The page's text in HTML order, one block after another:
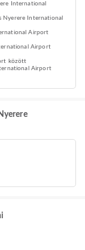
International
Nyerere International
Airport
Airport
között
Airport